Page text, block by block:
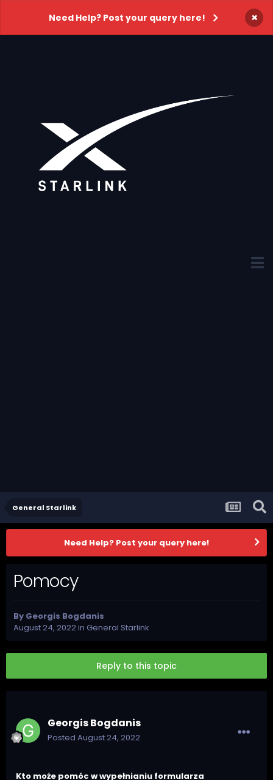
Need Help? Post your query here! ×
General Starlink
Need Help? Post your query here!
Pomocy
By Georgis Bogdanis
August 24, 2022in General Starlink
Reply to this topic
Georgis Bogdanis
Posted August 24, 2022
Kto może pomóc w wypełnianiu formularza